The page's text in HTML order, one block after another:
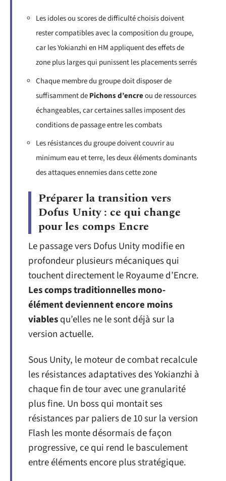
Les idoles ou scores de difficulté choisis doivent
rester compatibles avec la composition du groupe,
car les Yokianzhi en HM appliquent des effets de
zone plus larges qui punissent les placements serrés
Chaque membre du groupe doit disposer de
suffisamment dePichons d’encreou de ressources
échangeables, car certaines salles imposent des
conditions de passage entre les combats
Les résistances du groupe doivent couvrir au
minimum eau et terre, les deux éléments dominants
des attaques ennemies dans cette zone
Préparer la transition vers
Dofus Unity : ce qui change
pour les comps Encre
Le passage vers Dofus Unity modifie en
profondeur plusieurs mécaniques qui
touchent directement le Royaume d’Encre.
Les comps traditionnelles mono-
élément deviennent encore moins
viablesqu’elles ne le sont déjà sur la
version actuelle.
Sous Unity, le moteur de combat recalcule
les résistances adaptatives des Yokianzhi à
chaque fin de tour avec une granularité
plus fine. Un boss qui montait ses
résistances par paliers de 10 sur la version
Flash les monte désormais de façon
progressive, ce qui rend le basculement
entre éléments encore plus stratégique.